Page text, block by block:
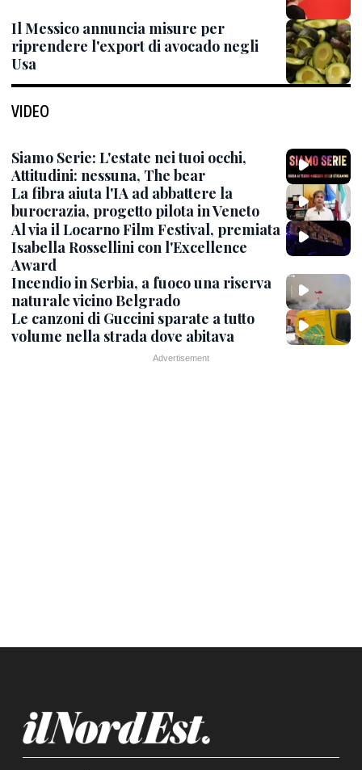
Il Messico annuncia misure per
riprendere l'export di avocado negli
Usa
VIDEO
Siamo Serie: L'estate nei tuoi occhi,
Attitudini: nessuna, The bear
La fibra aiuta l'IA ad abbattere la
burocrazia, progetto pilota in Veneto
Al via il Locarno Film Festival, premiata
Isabella Rossellini con l'Excellence
Award
Incendio in Serbia, a fuoco una riserva
naturale vicino Belgrado
Le canzoni di Guccini sparate a tutto
volume nella strada dove abitava